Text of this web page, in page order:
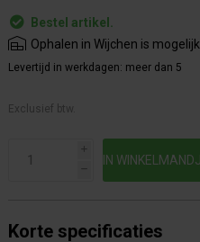
Bestel artikel.
Ophalen in Wijchen is mogelijk.
Levertijd in werkdagen: meer dan 5
Exclusief btw.
i
h
Korte specificaties